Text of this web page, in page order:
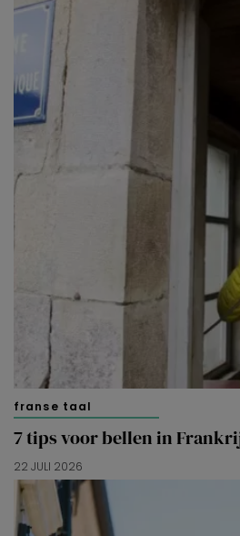
beheren via ‘Zelf instellen’. Klik je
Merci!
franse taal
7 tips voor bellen in
22 JULI 2026